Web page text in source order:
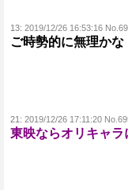
13: 2019/12/26 16:53:16
ご時勢的に無理かな
21: 2019/12/26 17:11:20
東映ならオリキャラ